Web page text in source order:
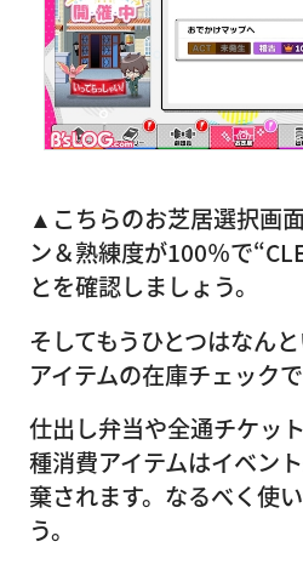
▲こちらのお芝居選択画
ン＆熟練度が100％で
とを確認しましょう。
そしてもうひとつはなん
アイテムの在庫チェックで
仕出し弁当や全通チケッ
種消費アイテムはイベン
棄されます。なるべく使
う。